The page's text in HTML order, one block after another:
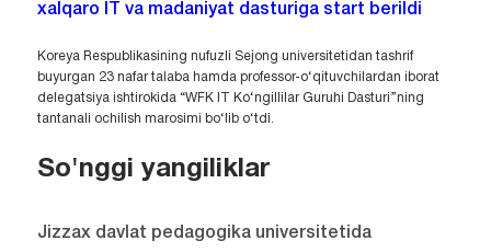
xalqaro IT va madaniyat dasturiga start berildi
Koreya Respublikasining nufuzli Sejong universitetidan tashrif
buyurgan 23 nafar talaba hamda professor-o‘qituvchilardan iborat
delegatsiya ishtirokida “WFK IT Ko‘ngillilar Guruhi Dasturi”ning
tantanali ochilish marosimi bo‘lib o‘tdi.
So'nggi yangiliklar
Jizzax davlat pedagogika universitetida